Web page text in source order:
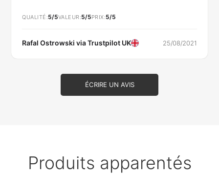
QUALITÉ 5/5VALEUR 5/5PRIX 5/5
Rafal Ostrowski viaTrustpilot UK 25/08/2021
ÉCRIRE UN AVIS
Produits apparentés